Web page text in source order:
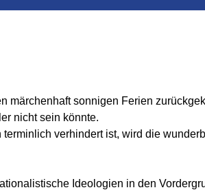
märchenhaft sonnigen Ferien
nicht sein könnte.
verhindert ist, wird die
Ideologien in den